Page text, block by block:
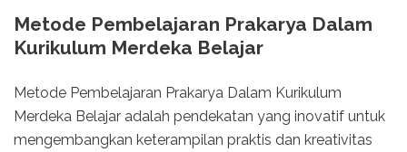
Metode Pembelajaran Prakarya Dalam
Kurikulum Merdeka Belajar
Metode Pembelajaran Prakarya Dalam Kurikulum
Merdeka Belajar adalah pendekatan yang inovatif untuk
mengembangkan keterampilan praktis dan kreativitas